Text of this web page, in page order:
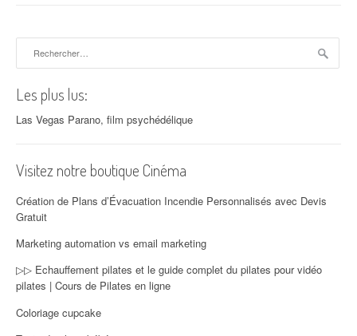
Les plus lus:
Las Vegas Parano, film psychédélique
Visitez notre boutique Cinéma
Création de Plans d’Évacuation Incendie Personnalisés avec Devis
Gratuit
Marketing automation vs email marketing
▷▷ Echauffement pilates et le guide complet du pilates pour vidéo
pilates | Cours de Pilates en ligne
Coloriage cupcake